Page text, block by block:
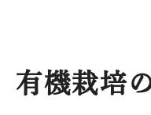
有機栽培